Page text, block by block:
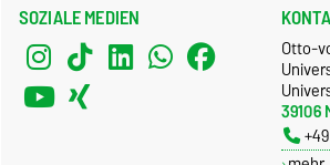
SOZIALE MEDIEN
Otto-
39106